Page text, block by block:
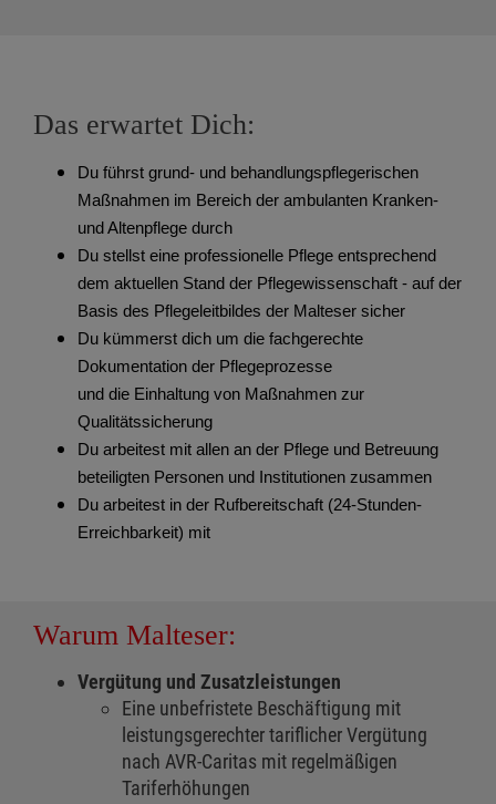
Das erwartet Dich:
Du führst grund- und behandlungspflegerischen
Maßnahmen im Bereich der ambulanten Kranken-
und Altenpflege durch
Du stellst eine professionelle Pflege entsprechend
dem aktuellen Stand der Pflegewissenschaft - auf der
Basis des Pflegeleitbildes der Malteser sicher
Du kümmerst dich um die fachgerechte
Dokumentation der Pflegeprozesse
und die Einhaltung von Maßnahmen zur
Qualitätssicherung
Du arbeitest mit allen an der Pflege und Betreuung
beteiligten Personen und Institutionen zusammen
Du arbeitest in der Rufbereitschaft (24-Stunden-
Erreichbarkeit) mit
Warum Malteser:
Vergütung und Zusatzleistungen
Eine unbefristete Beschäftigung mit
leistungsgerechter tariflicher Vergütung
nach AVR-Caritas mit regelmäßigen
Tariferhöhungen